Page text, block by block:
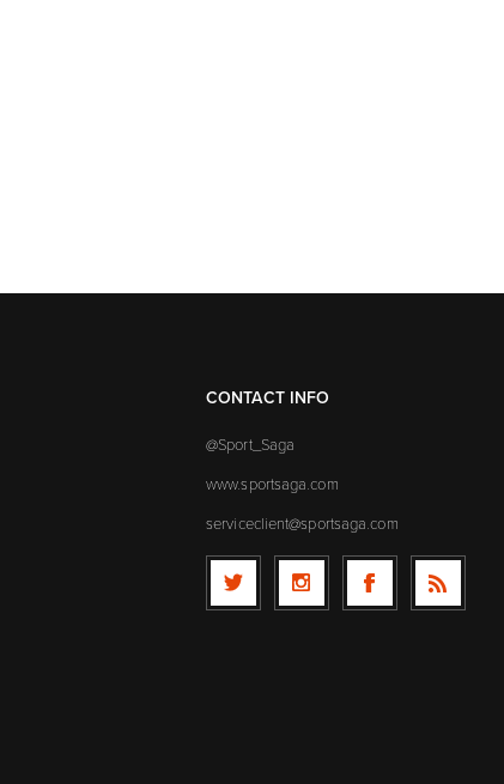
CONTACT INFO
@Sport_Saga
www.sportsaga.com
serviceclient@sportsaga.com